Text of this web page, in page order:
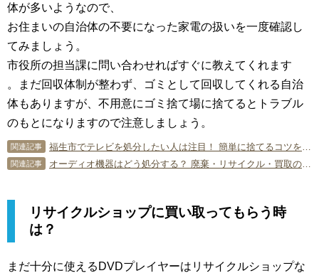
体が多いようなので、
お住まいの自治体の不要になった家電の扱いを一度確認し
てみましょう。
市役所の担当課に問い合わせればすぐに教えてくれます
。まだ回収体制が整わず、ゴミとして回収してくれる自治
体もありますが、不用意にゴミ捨て場に捨てるとトラブル
のもとになりますので注意しましょう。
関連記事
関連記事
リサイクルショップに買い取ってもらう時
は？
まだ十分に使えるDVDプレイヤーはリサイクルショップな